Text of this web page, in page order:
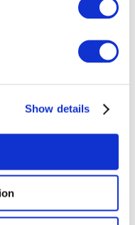
Show details
Por países.